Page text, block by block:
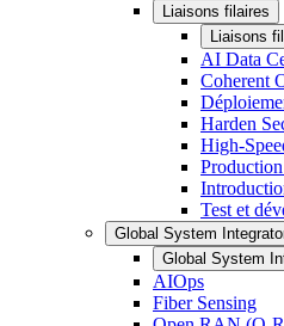
Liaisons filaires
Liaisons
AI Data
Coherent
Harden
High-
Test et
Global System
Global System
AIOps
Fiber Sensing